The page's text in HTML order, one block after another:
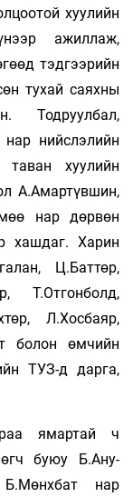
хуулийн
ажиллаж,
тэдгээрийн
тухай саяхны
Тодруулбал,
нар нийслэлийн
хуулийн
А.Амартүвшин,
нар дөрвөн
хашдаг. Харин
Ц.Баттөр,
Т.Отгонболд,
Л.Хосбаяр,
болон өмчийн
ТУЗ-д дарга,
ямартай ч
буюу Б.Ану-
нар